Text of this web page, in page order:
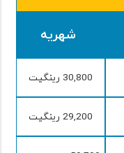
شهریه
30,800 رینگیت
29,200 رینگیت